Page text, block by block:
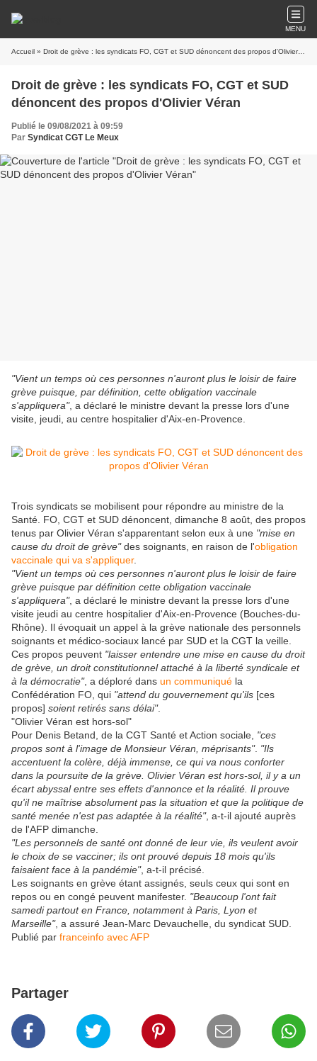
MENU
Accueil » Droit de grève : les syndicats FO, CGT et SUD dénoncent des propos d'Olivier Véran
Droit de grève : les syndicats FO, CGT et SUD
dénoncent des propos d'Olivier Véran
Publié le 09/08/2021 à 09:59
Par Syndicat CGT Le Meux
"Vient un temps où ces personnes n'auront plus le loisir de faire
grève puisque, par définition, cette obligation vaccinale
s'appliquera", a déclaré le ministre devant la presse lors d'une
visite, jeudi, au centre hospitalier d'Aix-en-Provence.
Trois syndicats se mobilisent pour répondre au ministre de la
Santé. FO, CGT et SUD dénoncent, dimanche 8 août, des propos
tenus par Olivier Véran s'apparentant selon eux à une "mise en
cause du droit de grève"des soignants, en raison de l'obligation
vaccinale qui va s'appliquer.
"Vient un temps où ces personnes n'auront plus le loisir de faire
grève puisque par définition cette obligation vaccinale
s'appliquera", a déclaré le ministre devant la presse lors d'une
visite jeudi au centre hospitalier d'Aix-en-Provence (Bouches-du-
Rhône). Il évoquait un appel à la grève nationale des personnels
soignants et médico-sociaux lancé par SUD et la CGT la veille.
Ces propos peuvent "laisser entendre une mise en cause du droit
de grève, un droit constitutionnel attaché à la liberté syndicale et
à la démocratie", a déploré dans un communiqué la
Confédération FO, qui "attend du gouvernement qu'ils [ces
propos] soient retirés sans délai".
"Olivier Véran est hors-sol"
Pour Denis Betand, de la CGT Santé et Action sociale, "ces
propos sont à l'image de Monsieur Véran, méprisants". "Ils
accentuent la colère, déjà immense, ce qui va nous conforter
dans la poursuite de la grève. Olivier Véran est hors-sol, il y a un
écart abyssal entre ses effets d'annonce et la réalité. Il prouve
qu'il ne maîtrise absolument pas la situation et que la politique de
santé menée n'est pas adaptée à la réalité", a-t-il ajouté auprès
de l'AFP dimanche.
"Les personnels de santé ont donné de leur vie, ils veulent avoir
le choix de se vacciner; ils ont prouvé depuis 18 mois qu'ils
faisaient face à la pandémie", a-t-il précisé.
Les soignants en grève étant assignés, seuls ceux qui sont en
repos ou en congé peuvent manifester. "Beaucoup l'ont fait
samedi partout en France, notamment à Paris, Lyon et
Marseille", a assuré Jean-Marc Devauchelle, du syndicat SUD.
Publié par franceinfo avec AFP
Partager